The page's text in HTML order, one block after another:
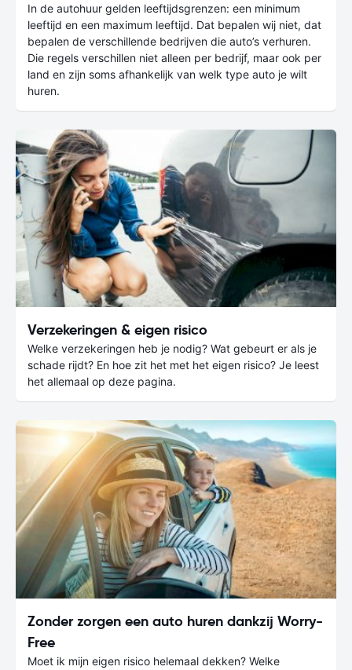
In de autohuur gelden leeftijdsgrenzen: een minimum
leeftijd en een maximum leeftijd. Dat bepalen wij niet, dat
bepalen de verschillende bedrijven die auto’s verhuren.
Die regels verschillen niet alleen per bedrijf, maar ook per
land en zijn soms afhankelijk van welk type auto je wilt
huren.
Verzekeringen & eigen risico
Welke verzekeringen heb je nodig? Wat gebeurt er als je
schade rijdt? En hoe zit het met het eigen risico? Je leest
het allemaal op deze pagina.
Zonder zorgen een auto huren dankzij Worry-
Free
Moet ik mijn eigen risico helemaal dekken? Welke